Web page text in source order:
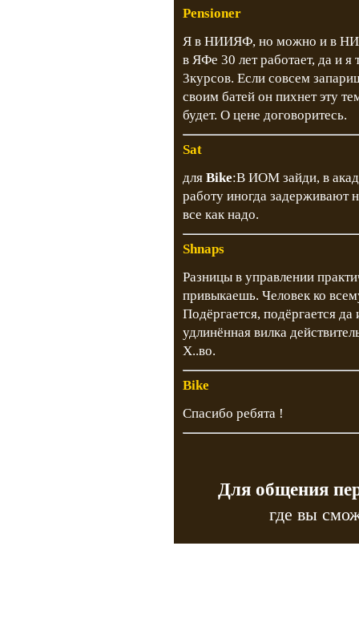
Pensioner
Я в НИИЯФ, но можно и в
в ЯФе 30 лет работает, да и я
3курсов. Если совсем
своим батей он пихнет эту
будет. О цене договоритесь.
Sat
для Bike:В ИОМ зайди, в
работу иногда задерживают
все как надо.
Shnaps
Разницы в управлении
привыкаешь. Человек ко
Подёргается, подёргается да
удлинённая вилка
Х..во.
Bike
Спасибо ребята !
Для общения
где вы